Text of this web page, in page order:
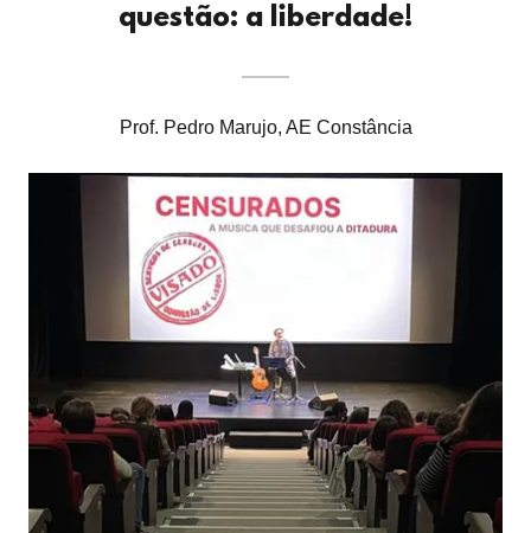
questão: a liberdade!
Prof. Pedro Marujo, AE Constância